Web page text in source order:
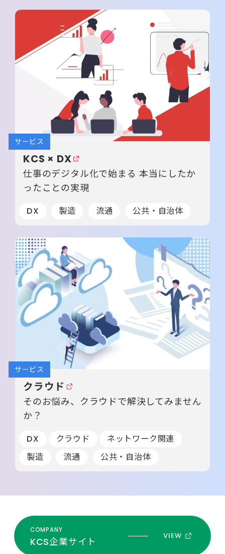
サービス
KCS × DX
仕事のデジタル化で始まる 本当にしたか
ったことの実現
DX 製造 流通 公共・自治体
サービス
クラウド
そのお悩み、クラウドで解決してみません
か？
DX クラウド
ネットワーク関連
製造
流通 公共・自治体
COMPANY
KCS企業サイト